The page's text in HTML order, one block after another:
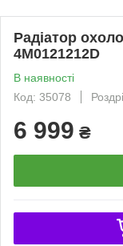
Радіатор
4M0121212D
В наявності
Код: 35078
6 999 ₴